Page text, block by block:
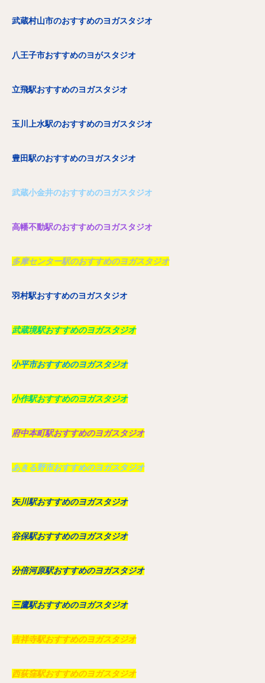
武蔵村山市のおすすめのヨガスタジオ
八王子市おすすめのヨがスタジオ
立飛駅おすすめのヨガスタジオ
玉川上水駅のおすすめのヨガスタジオ
豊田駅のおすすめのヨガスタジオ
武蔵小金井のおすすめのヨガスタジオ
高幡不動駅のおすすめのヨガスタジオ
多摩センター駅のおすすめのヨガスタジオ
羽村駅おすすめのヨガスタジオ
武蔵境駅おすすめのヨガスタジオ
小平市おすすめのヨガスタジオ
小作駅おすすめのヨガスタジオ
府中本町駅おすすめのヨガスタジオ
あきる野市おすすめのヨガスタジオ
矢川駅おすすめのヨガスタジオ
谷保駅おすすめのヨガスタジオ
分倍河原駅おすすめのヨガスタジオ
三鷹駅おすすめのヨガスタジオ
吉祥寺駅おすすめのヨガスタジオ
西荻窪駅おすすめのヨガスタジオ